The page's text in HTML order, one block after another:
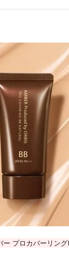
ー プロカバーリン